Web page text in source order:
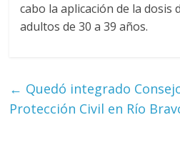
cabo la aplicación de la dosis
adultos de 30 a 39 años.
← Quedó integrado
Protección Civil en Río